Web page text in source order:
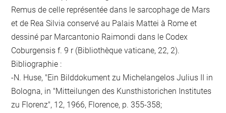
Remus de celle représentée dans le sarcophage de Mars
et de Rea Silvia conservé au Palais Mattei à Rome et
dessiné par Marcantonio Raimondi dans le Codex
Coburgensis f. 9 r (Bibliothèque vaticane, 22, 2).
Bibliographie :
-N. Huse, "Ein Bilddokument zu Michelangelos Julius II in
Bologna, in "Mitteilungen des Kunsthistorichen Institutes
zu Florenz", 12, 1966, Florence, p. 355-358;